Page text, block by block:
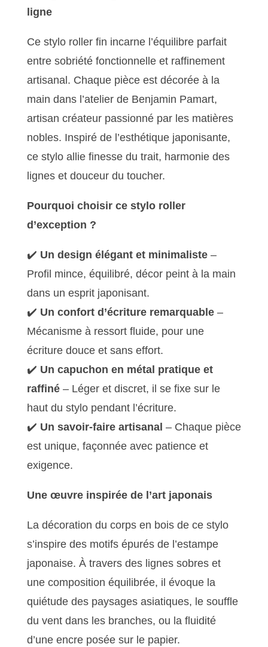
ligne
Ce stylo roller fin incarne l’équilibre parfait
entre sobriété fonctionnelle et raffinement
artisanal. Chaque pièce est décorée à la
main dans l’atelier de Benjamin Pamart,
artisan créateur passionné par les matières
nobles. Inspiré de l’esthétique japonisante,
ce stylo allie finesse du trait, harmonie des
lignes et douceur du toucher.
Pourquoi choisir ce stylo roller
d’exception ?
✔️ Un design élégant et minimaliste–
Profil mince, équilibré, décor peint à la main
dans un esprit japonisant.
✔️ Un confort d’écriture remarquable–
Mécanisme à ressort fluide, pour une
écriture douce et sans effort.
✔️ Un capuchon en métal pratique et
raffiné– Léger et discret, il se fixe sur le
haut du stylo pendant l’écriture.
✔️ Un savoir-faire artisanal – Chaque pièce
est unique, façonnée avec patience et
exigence.
Une œuvre inspirée de l’art japonais
La décoration du corps en bois de ce stylo
s’inspire des motifs épurés de l’estampe
japonaise. À travers des lignes sobres et
une composition équilibrée, il évoque la
quiétude des paysages asiatiques, le souffle
du vent dans les branches, ou la fluidité
d’une encre posée sur le papier.